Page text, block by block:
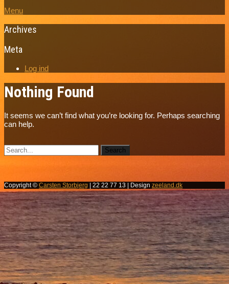
Menu
Archives
Meta
Log ind
Nothing Found
It seems we can’t find what you’re looking for. Perhaps searching
can help.
Copyright © Carsten Storbjerg | 22 22 77 13 | Design zeeland.dk